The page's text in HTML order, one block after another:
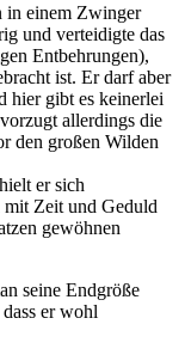
in einem Zwinger
und verteidigte das
Entbehrungen),
ist. Er darf aber
hier gibt es keinerlei
allerdings die
den großen Wilden
er sich
mit Zeit und Geduld
gewöhnen
seine Endgröße
er wohl